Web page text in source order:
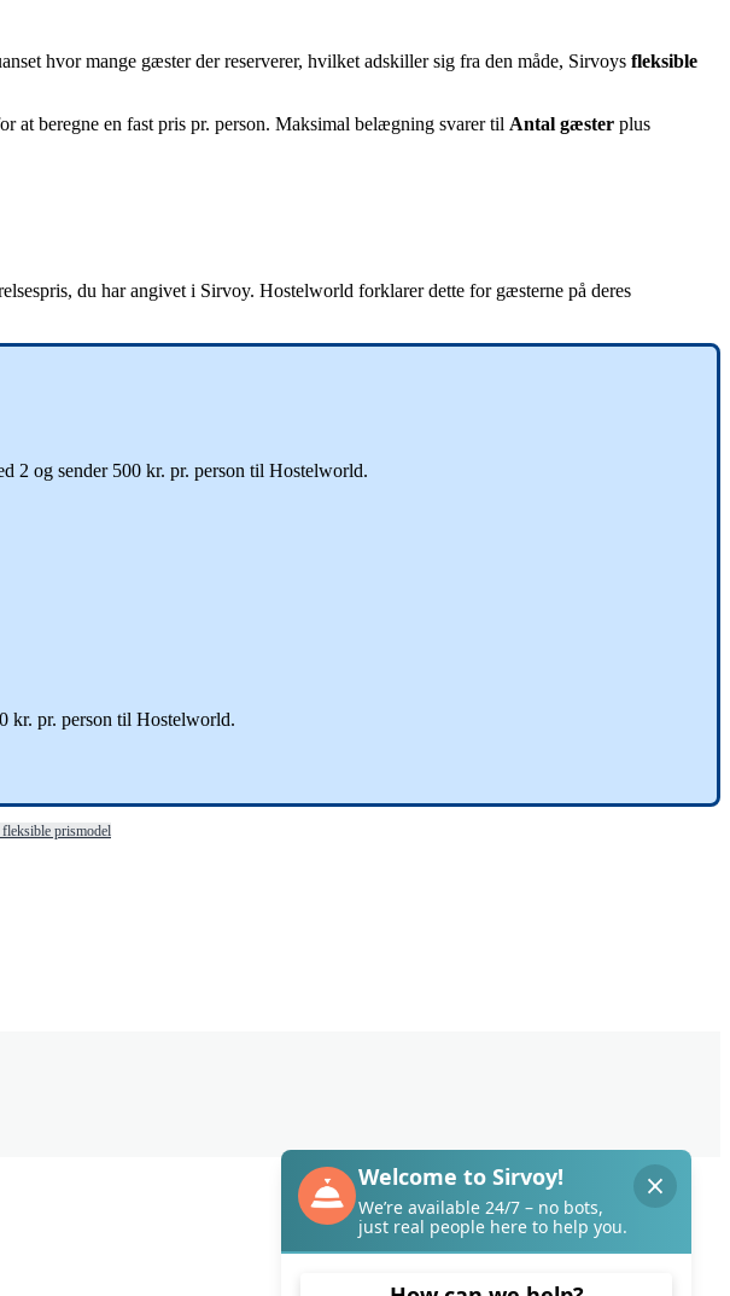
hvor mange gæster der reserverer, hvilket adskiller sig fra den måde, Sirvoys fleksible
at beregne en fast pris pr. person. Maksimal belægning svarer til Antal gæster plus
, du har angivet i Sirvoy. Hostelworld forklarer dette for gæsterne på deres
2 og sender 500 kr. pr. person til Hostelworld.
kr. pr. person til Hostelworld.
prismodel